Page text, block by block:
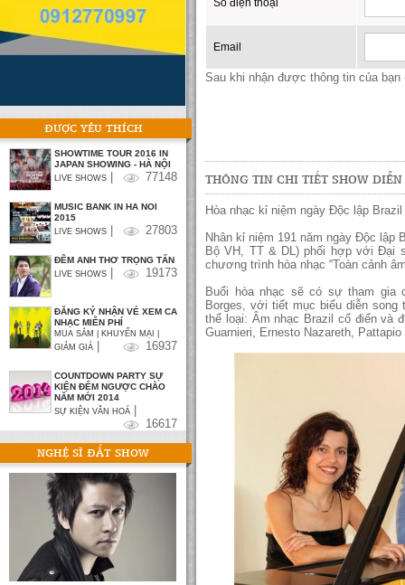
ĐƯỢC YÊU THÍCH
SHOWTIME TOUR 2016 IN
JAPAN SHOWING - HÀ NỘI
LIVE SHOWS 77148
MUSIC BANK IN HA NOI
2015
LIVE SHOWS 27803
ĐÊM ANH THƠ TRỌNG TẤN
LIVE SHOWS 19173
ĐĂNG KÝ NHẬN VÉ XEM CA
NHẠC MIỄN PHÍ
MUA SẮM | KHUYẾN MẠI |
GIẢM GIÁ
16937
COUNTDOWN PARTY SỰ
KIỆN ĐẾM NGƯỢC CHÀO
NĂM MỚI 2014
SỰ KIỆN VĂN HOÁ
16617
NGHỆ SĨ ĐẮT SHOW
Số điện thoại
Email
Sau khi nhận được thông tin của
THÔNG TIN CHI TIẾT SHOW DIỄN
Hòa nhạc kỉ niệm ngày Độc lập Brazil
Nhân kỉ niệm 191 năm ngày Độc lập
Bộ VH, TT & DL) phối hợp với Đại
chương trình hòa nhạc “Toàn cảnh
Buổi hòa nhạc sẽ có sự tham gia
Borges, với tiết mục biểu diễn
thể loại: Âm nhạc Brazil cổ điển và
Guarnieri, Ernesto Nazareth,